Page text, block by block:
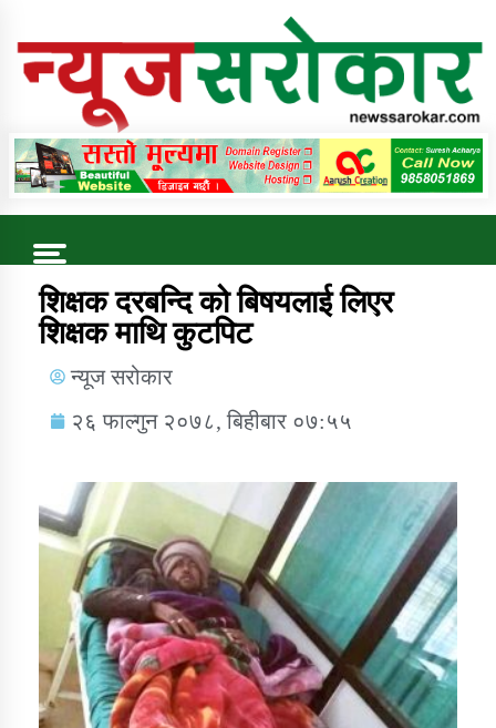
Online News Portal
Trending Now
कुषि बिकास कार्यालय जुम्ला सुचना सन्देश
डिभिजन कार्यालय जुम्लाको सुचना सन्देश
कर्णाली प्रविधि शिक्षालय जुम्लाको सुचना
शिक्षक दरबन्दि को बिषयलाई लिएर
शिक्षक माथि कुटपिट
न्यूज सरोकार
२६ फाल्गुन २०७८, बिहीबार ०७:५५